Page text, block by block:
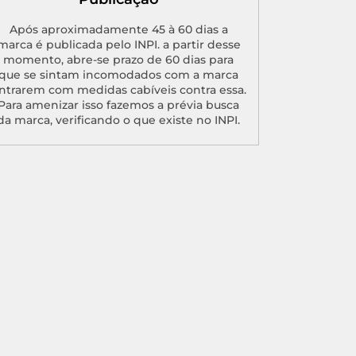
Após aproximadamente 45 à 60 dias a
é publicada pelo INPI. a partir desse
momento, abre-se prazo de 60 dias para
se sintam incomodados com a marca
com medidas cabíveis contra essa.
amenizar isso fazemos a prévia busca
marca, verificando o que existe no INPI.